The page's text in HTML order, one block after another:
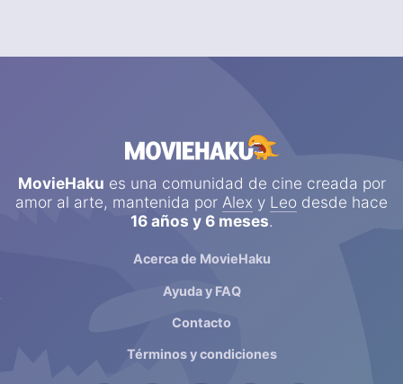
MovieHaku es una comunidad de cine creada por
amor al arte, mantenida por Alex y Leo desde hace
16 años y 6 meses.
Acerca de MovieHaku
Ayuda y FAQ
Contacto
Términos y condiciones